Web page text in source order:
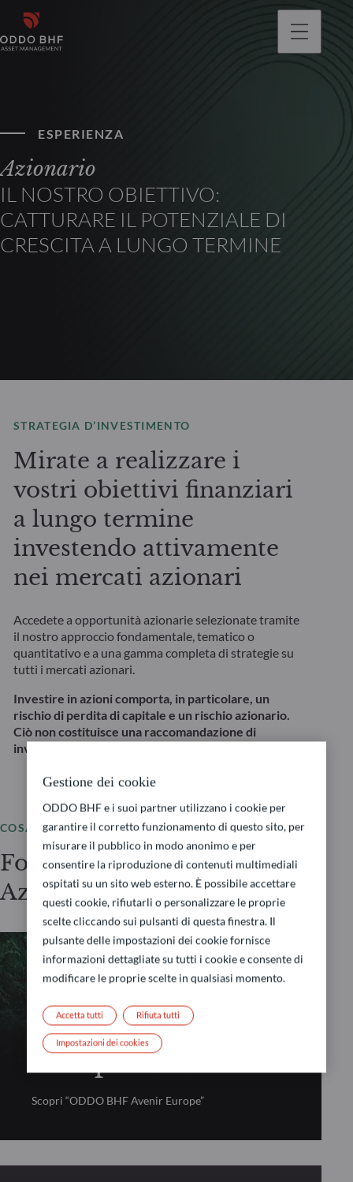
ESPERIENZA
Azionario
IL NOSTRO OBIETTIVO:
CATTURARE IL POTENZIALE DI
CRESCITA A LUNGO TERMINE
STRATEGIA D’INVESTIMENTO
Mirate a realizzare i
vostri obiettivi finanziari
a lungo termine
investendo attivamente
nei mercati azionari
Accedete a opportunità azionarie selezionate tramite
il nostro approccio fondamentale, tematico o
quantitativo e a una gamma completa di strategie su
tutti i mercati azionari.
Investire in azioni comporta, in particolare, un
rischio di perdita di capitale e un rischio azionario.
Ciò non costituisce una raccomandazione di
investimento.
COSA OFFRIAMO
Fondi selezionati –
Azionario Fondamentale
AZIONARIO FONDAMENTALE
ODDO BHF Avenir
Europe
Scopri “ODDO BHF Avenir Europe”
Gestione dei cookie
ODDO BHF e i suoi partner utilizzano i cookie per
garantire il corretto funzionamento di questo sito, per
misurare il pubblico in modo anonimo e per
consentire la riproduzione di contenuti multimediali
ospitati su un sito web esterno. È possibile accettare
questi cookie, rifiutarli o personalizzare le proprie
scelte cliccando sui pulsanti di questa finestra. Il
pulsante delle impostazioni dei cookie fornisce
informazioni dettagliate su tutti i cookie e consente di
modificare le proprie scelte in qualsiasi momento.
Rifiuta tutti
Accetta tutti
Impostazioni dei cookies